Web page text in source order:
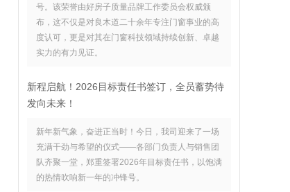
号。该荣誉由好房子质量品牌工作委员会权威颁
布，这不仅是对良木道二十余年专注门窗事业的高
度认可，更是对其在门窗科技领域持续创新、卓越
实力的有力见证。
新程启航！2026目标责任书签订，全员蓄势待
发向未来！
新年新气象，奋进正当时！今日，我司迎来了一场
充满干劲与希望的仪式——各部门负责人与销售团
队齐聚一堂，郑重签署2026年目标责任书，以饱满
的热情吹响新一年的冲锋号。